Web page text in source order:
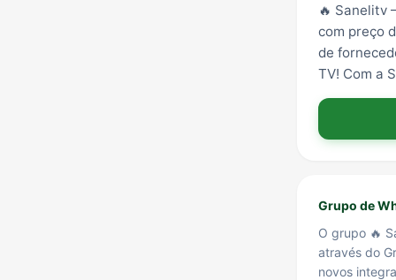
🔥 Sanelitv
com preço
de
TV! Com a
Grupo de
O grupo 🔥
através do
novos